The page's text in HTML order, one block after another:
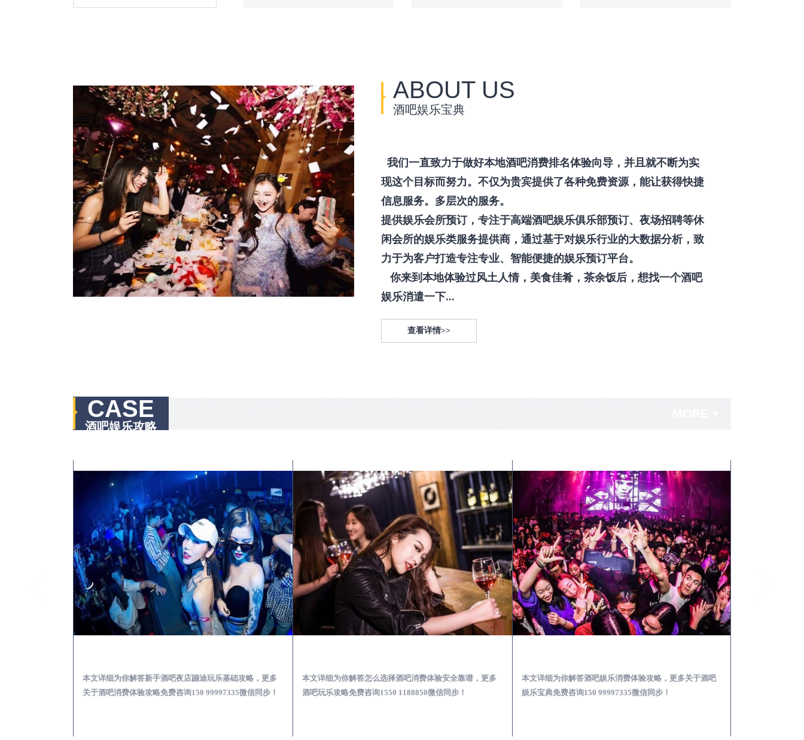
ABOUT US
酒吧娱乐宝典
我们一直致力于做好本地酒吧消费排名体验向导，并且就不断为实
现这个目标而努力。不仅为贵宾提供了各种免费资源，能让获得快捷
信息服务。多层次的服务。
提供娱乐会所预订，专注于高端酒吧娱乐俱乐部预订、夜场招聘等休
闲会所的娱乐类服务提供商，通过基于对娱乐行业的大数据分析，致
力于为客户打造专注专业、智能便捷的娱乐预订平台。
你来到本地体验过风土人情，美食佳肴，茶余饭后，想找一个酒吧
娱乐消遣一下...
查看详情>>
CASE
酒吧娱乐攻略
本文详细为你解答新手酒吧夜店蹦迪玩乐基础攻略，更多
关于酒吧消费体验攻略免费咨询150 99997335微信同步！
本文详细为你解答怎么选择酒吧消费体验安全靠谱，更多
酒吧玩乐攻略免费咨询1550 1188850微信同步！
本文详细为你解答酒吧娱乐消费体验攻略，更多关于酒吧
娱乐宝典免费咨询150 99997335微信同步！